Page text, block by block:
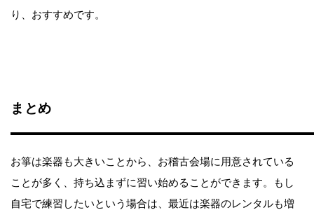
り、おすすめです。
まとめ
お箏は楽器も大きいことから、お稽古会場に用意されている
ことが多く、持ち込まずに習い始めることができます。もし
自宅で練習したいという場合は、最近は楽器のレンタルも増